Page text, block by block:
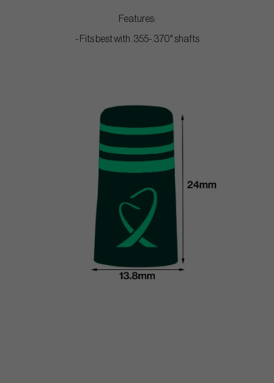
Features:
- Fits best with .355-.370" shafts